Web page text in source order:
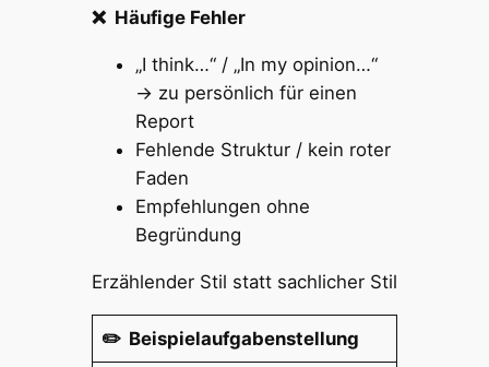
❌ Häufige Fehler
„I think…“ / „In my opinion…“
→ zu persönlich für einen
Report
Fehlende Struktur / kein roter
Faden
Empfehlungen ohne
Begründung
Erzählender Stil statt sachlicher Stil
✏️ Beispielaufgabenstellung